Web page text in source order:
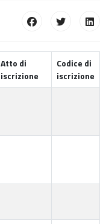
Atto di
iscrizione
Codice di
iscrizione